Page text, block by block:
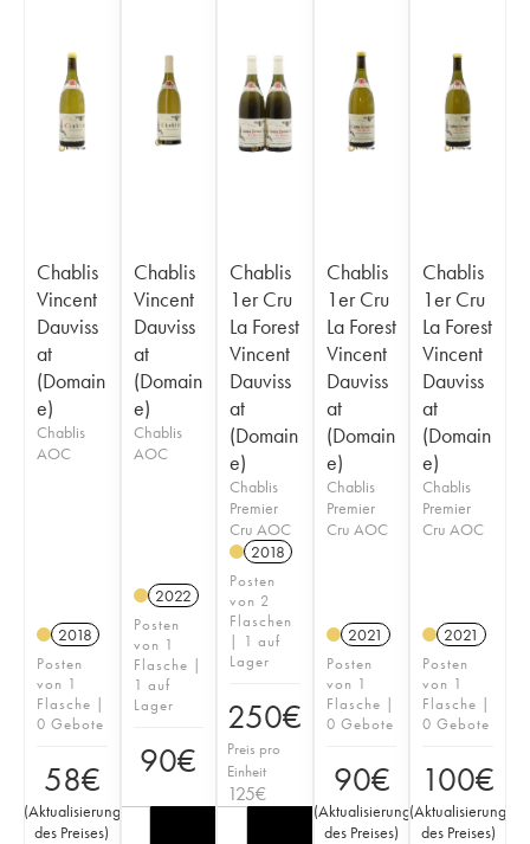
Chablis
Vincent
Dauviss
at
(Domain
e)
Chablis
AOC
2018
Posten
von 1
Flasche |
0 Gebote
58€
(Aktualisierung
des Preises)
Chablis
Vincent
Dauviss
at
(Domain
e)
Chablis
AOC
2022
Posten
von 1
Flasche |
1 auf
Lager
90€
Chablis
1er Cru
La Forest
Vincent
Dauviss
at
(Domain
e)
Chablis
Premier
Cru AOC
2018
Posten
von 2
Flaschen
| 1 auf
Lager
250€
Preis pro
Einheit
125€
Chablis
1er Cru
La Forest
Vincent
Dauviss
at
(Domain
e)
Chablis
Premier
Cru AOC
2021
Posten
von 1
Flasche |
0 Gebote
90€
(Aktualisierung
des Preises)
Chablis
1er Cru
La Forest
Vincent
Dauviss
at
(Domain
e)
Chablis
Premier
Cru AOC
2021
Posten
von 1
Flasche |
0 Gebote
100€
(Aktualisierung
des Preises)